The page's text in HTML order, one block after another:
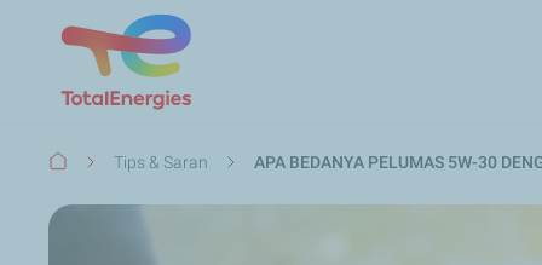
BreadcrumbTips & Saran APA BEDANYA PELUMAS 5W-30